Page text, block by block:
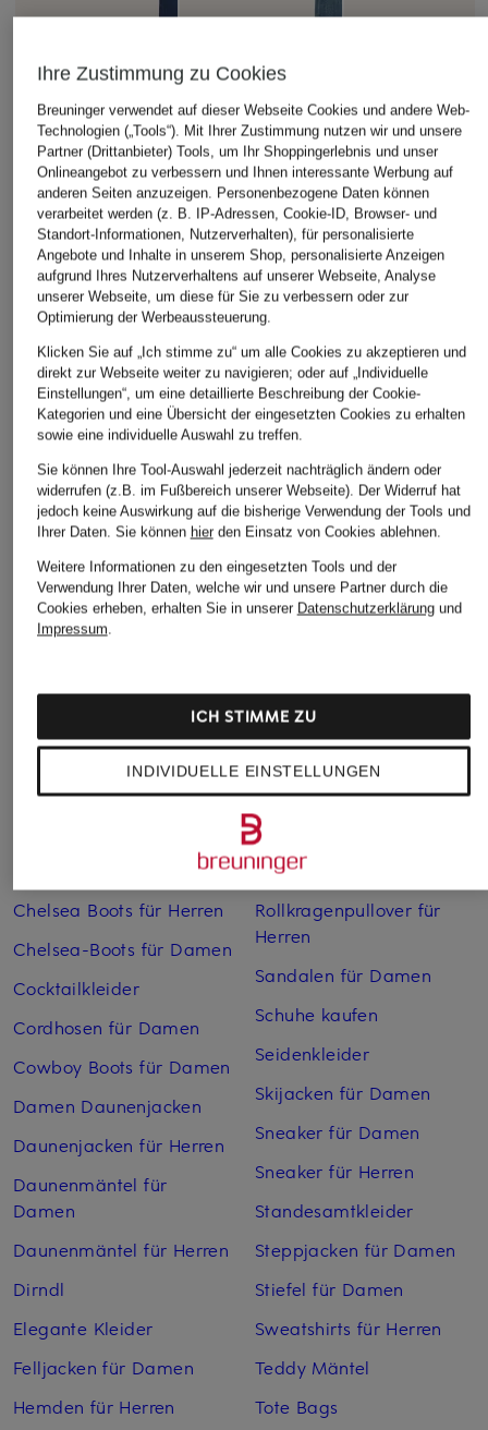
+Aktionsrabatt
nine:inthe:morning
Flared Jeans AMELIE
99,99 €
Bestpreis:89,99 €
Ursprünglich:229,99 €
MAC
Straight Jeans LAURA
99,95 €
+Aktionsrabatt
MAC
Bootcut Jeans
49,99 €
Bestpreis:42,49 €
Ursprünglich:
Weitere Kategorien
Bikinis Damen
Boots für Damen
Cabanjacken für Damen
Chelsea Boots für Herren
Chelsea-Boots für Damen
Cocktailkleider
Cordhosen für Damen
Cowboy Boots für Damen
Damen Daunenjacken
Daunenjacken für Herren
Daunenmäntel für
Damen
Daunenmäntel für Herren
Dirndl
Elegante Kleider
Felljacken für Damen
Hemden für Herren
Lange Ballkleider
Lederjacken für Damen
Mäntel für Damen
Parkas für Herren
Pullover für Damen
Rollkragenpullover für
Herren
Sandalen für Damen
Schuhe kaufen
Seidenkleider
Skijacken für Damen
Sneaker für Damen
Sneaker für Herren
Standesamtkleider
Steppjacken für Damen
Stiefel für Damen
Sweatshirts für Herren
Teddy Mäntel
Tote Bags
Ihre Zustimmung zu Cookies
Breuninger verwendet auf dieser Webseite Cookies und andere Web-
Technologien („Tools“). Mit Ihrer Zustimmung nutzen wir und unsere
Partner (Drittanbieter) Tools, um Ihr Shoppingerlebnis und unser
Onlineangebot zu verbessern und Ihnen interessante Werbung auf
anderen Seiten anzuzeigen. Personenbezogene Daten können
verarbeitet werden (z. B. IP-Adressen, Cookie-ID, Browser- und
Standort-Informationen, Nutzerverhalten), für personalisierte
Angebote und Inhalte in unserem Shop, personalisierte Anzeigen
aufgrund Ihres Nutzerverhaltens auf unserer Webseite, Analyse
unserer Webseite, um diese für Sie zu verbessern oder zur
Optimierung der Werbeaussteuerung.
Klicken Sie auf „Ich stimme zu“ um alle Cookies zu akzeptieren und
direkt zur Webseite weiter zu navigieren; oder auf „Individuelle
Einstellungen“, um eine detaillierte Beschreibung der Cookie-
Kategorien und eine Übersicht der eingesetzten Cookies zu erhalten
sowie eine individuelle Auswahl zu treffen.
Sie können Ihre Tool-Auswahl jederzeit nachträglich ändern oder
widerrufen (z.B. im Fußbereich unserer Webseite). Der Widerruf hat
jedoch keine Auswirkung auf die bisherige Verwendung der Tools und
Ihrer Daten. Sie können hierden Einsatz von Cookies ablehnen.
Weitere Informationen zu den eingesetzten Tools und der
Verwendung Ihrer Daten, welche wir und unsere Partner durch die
Cookies erheben, erhalten Sie in unserer Datenschutzerklärungund
Impressum.
INDIVIDUELLE EINSTELLUNGEN
ICH STIMME ZU